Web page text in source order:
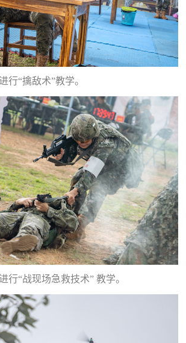
行“擒敌术”教学。
行“战现场急救技术” 教学。